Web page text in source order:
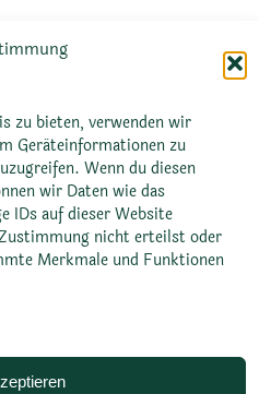
zu bieten, verwenden wir
Geräteinformationen zu
Wenn du diesen
wir Daten wie das
IDs auf dieser Website
nicht erteilst oder
Merkmale und Funktionen
2 bis 8 m